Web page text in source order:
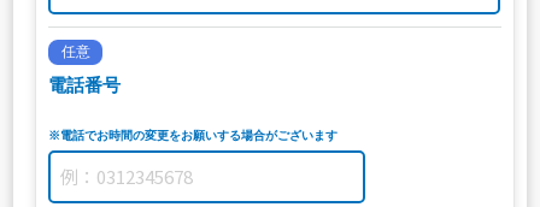
任意
電話番号
※電話でお時間の変更をお願いする場合がございます